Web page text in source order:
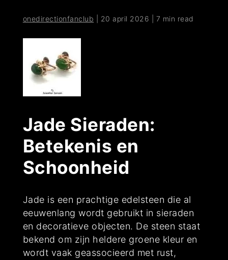
onedirectionfanclub 20 april 2026 7 min read
Jade Sieraden:
Betekenis en
Schoonheid
Jade is een prachtige edelsteen die al
eeuwenlang wordt gebruikt in sieraden
en decoratieve objecten. De steen staat
bekend om zijn heldere groene kleur en
wordt vaak geassocieerd met rust,